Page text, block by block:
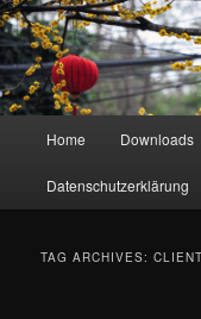
Home Downloads
Datenschutzerklärung
TAG ARCHIVES: